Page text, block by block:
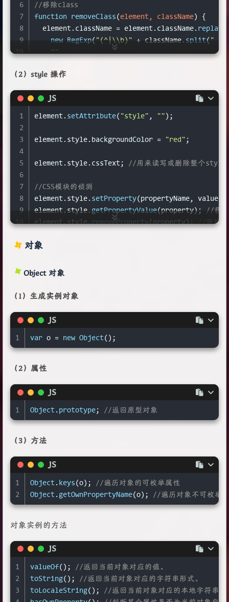
6
7
8
9
12
//移除class
function
removeClass ( element, className) {
  element.
className = element. className . replace
new RegExp( "(^|\\b)" + className. split( " "
""
}
（2）style 操作
JS
1
2
3
4
5
6
7
8
9
10
12
14
16
18
19
element. setAttribute( "style" , "" );
element. style . backgroundColor = "red" ;
element. style . cssText ; //用来读写或删除整个style
//CSS模块的侦测
element. style . setProperty(propertyName,
element. style . getPropertyValue(property);
//获
element.style.removeProperty(property); //删除
//操作非内联样式
window. getComputedStyle
//伪元素
//StyleSheet对象  https://www.jianshu.com/p/
对象
Object 对象
（1）生成实例对象
JS
1 var o = new Object ();
（2）属性
JS
1 Object . prototype ; //返回原型对象
（3）方法
JS
1
2
Object . keys (o);
//遍历对象的可枚举属性
Object . getOwnPropertyName(o); //遍历对象不可枚举
对象实例的方法
JS
1
2
3
valueOf();
//返回当前对象对应的值。
toString();
//返回当前对象对应的字符串形式。
toLocaleString();
//返回当前对象对应的本地字符串形